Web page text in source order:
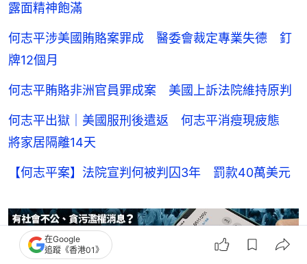
露面精神飽滿
何志平涉美國賄賂案罪成 醫委會裁定專業失德 釘
牌12個月
何志平賄賂非洲官員罪成案 美國上訴法院維持原判
何志平出獄｜美國服刑後遣返 何志平消瘦現疲態
將家居隔離14天
【何志平案】法院宣判何被判囚3年 罰款40萬美元
在Google
追蹤《香港01》